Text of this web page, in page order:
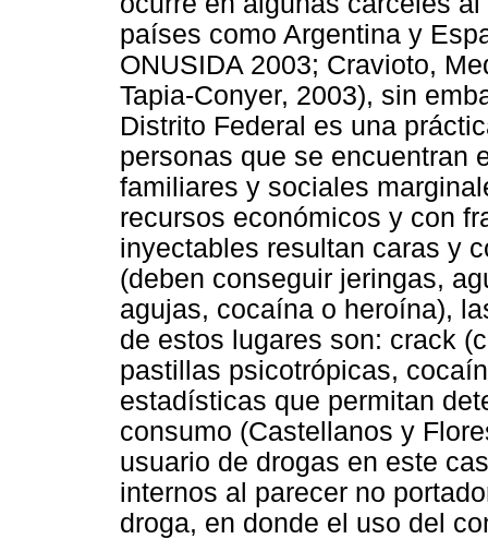
países como Argentina y
ONUSIDA 2003; Cravioto,
Tapia-Conyer, 2003), sin
Distrito Federal es una
personas que se encuentran
familiares y sociales
recursos económicos y con
inyectables resultan caras y
(deben conseguir jeringas,
agujas, cocaína o heroína),
de estos lugares son: crack
pastillas psicotrópicas,
estadísticas que permitan
consumo (Castellanos y
usuario de drogas en este
internos al parecer no
droga, en donde el uso del